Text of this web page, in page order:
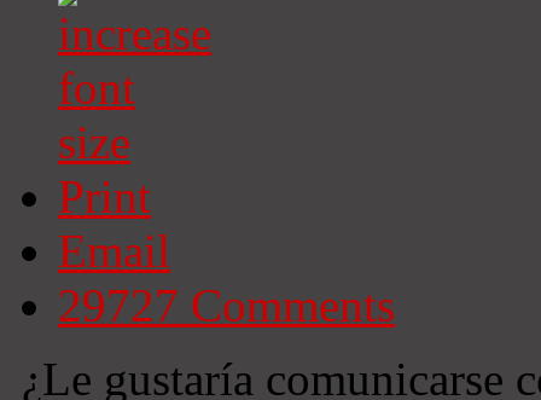
Print
Email
29727 Comments
¿Le gustaría comunicarse